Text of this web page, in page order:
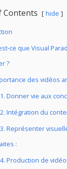
Contents hide
ce que Visual
?
des vidéos
1. Donner vie aux
2. Intégration du
3. Représenter
:
4. Production de